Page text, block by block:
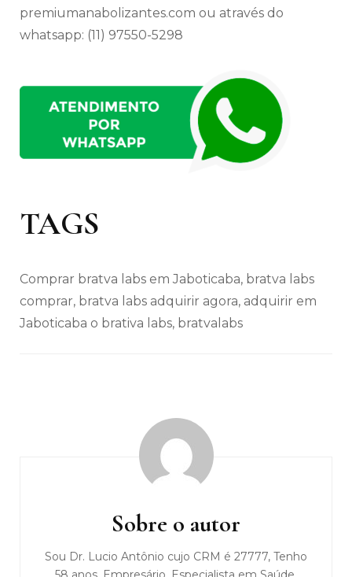
premiumanabolizantes.com ou através do
whatsapp: (11) 97550-5298
TAGS
Comprar bratva labs em Jaboticaba, bratva labs
comprar, bratva labs adquirir agora, adquirir em
Jaboticaba o brativa labs, bratvalabs
Sobre o autor
Sou Dr. Lucio Antônio cujo CRM é 27777, Tenho